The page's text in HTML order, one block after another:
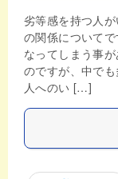
劣等感を持つ人
の関係について
なってしまう事
のですが、中で
人へのい […]